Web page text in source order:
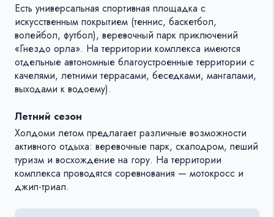
Есть универсальная спортивная площадка с
искусственным покрытием (теннис, баскетбол,
волейбол, футбол), веревочный парк приключений
«Гнездо орла». На территории комплекса имеются
отдельные автономные благоустроенные территории с
качелями, летними террасами, беседками, мангалами,
выходами к водоему).
Летний сезон
Холдоми летом предлагает различные возможности
активного отдыха: веревочные парк, скалодром, пеший
туризм и восхождение на гору. На территории
комплекса проводятся соревнования — мотокросс и
джип-триал.